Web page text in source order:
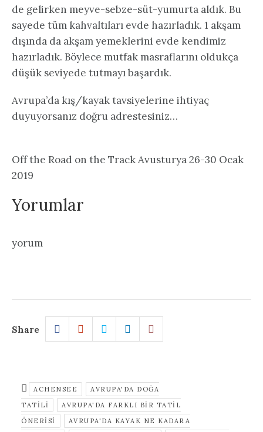
de gelirken meyve-sebze-süt-yumurta aldık. Bu
sayede tüm kahvaltıları evde hazırladık. 1 akşam
dışında da akşam yemeklerini evde kendimiz
hazırladık. Böylece mutfak masraflarını oldukça
düşük seviyede tutmayı başardık.
Avrupa’da kış/kayak tavsiyelerine ihtiyaç
duyuyorsanız doğru adrestesiniz…
Off the Road on the Track Avusturya 26-30 Ocak
2019
Yorumlar
yorum
Share
ACHENSEE
AVRUPA'DA DOĞA
TATILI
AVRUPA'DA FARKLI BIR TATIL
ÖNERISI
AVRUPA'DA KAYAK NE KADARA